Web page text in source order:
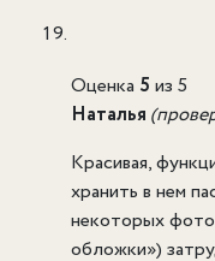
Оценка 5 из 5
Наталья
Красивая,
хранить в нем
некоторых фото
обложки»)